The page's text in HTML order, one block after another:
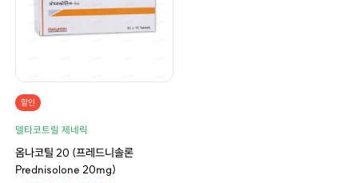
할인
델타코트릴 제네릭
옴나코틸 20 (프레드니솔론
Prednisolone 20mg)